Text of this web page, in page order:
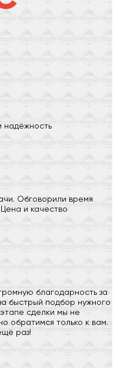
надёжность
Обговорили время
и качество
благодарность за
быстрый подбор нужного
сделки мы не
обратимся только к вам.
раз!